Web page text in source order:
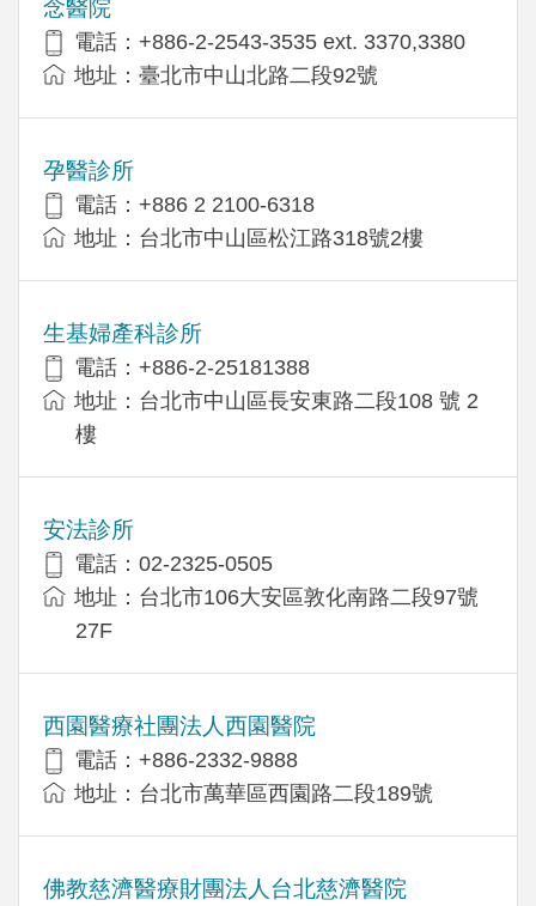
念醫院
電話：+886-2-2543-3535 ext. 3370,3380
地址：臺北市中山北路二段92號
孕醫診所
電話：+886 2 2100-6318
地址：台北市中山區松江路318號2樓
生基婦產科診所
電話：+886-2-25181388
地址：台北市中山區長安東路二段108 號 2
樓
安法診所
電話：02-2325-0505
地址：台北市106大安區敦化南路二段97號
27F
西園醫療社團法人西園醫院
電話：+886-2332-9888
地址：台北市萬華區西園路二段189號
佛教慈濟醫療財團法人台北慈濟醫院